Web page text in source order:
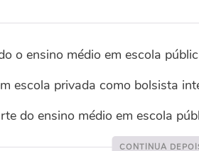
o ensino médio em escola
escola privada como bolsista
do ensino médio em escola